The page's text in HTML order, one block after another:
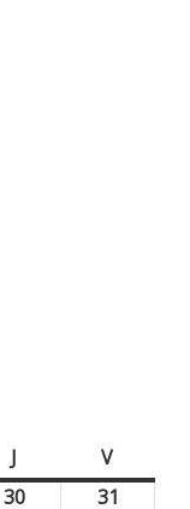
J Vviernes
3030 31